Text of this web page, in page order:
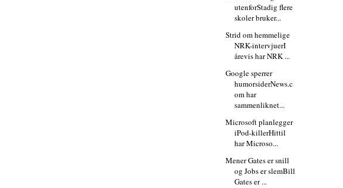
utenforStadig flere
skoler bruker...
Strid om hemmelige
NRK-intervjuerI
årevis har NRK ...
Google sperrer
humorsiderNews.c
om har
sammenliknet...
Microsoft planlegger
iPod-killerHittil
har Microso...
Mener Gates er snill
og Jobs er slemBill
Gates er ...